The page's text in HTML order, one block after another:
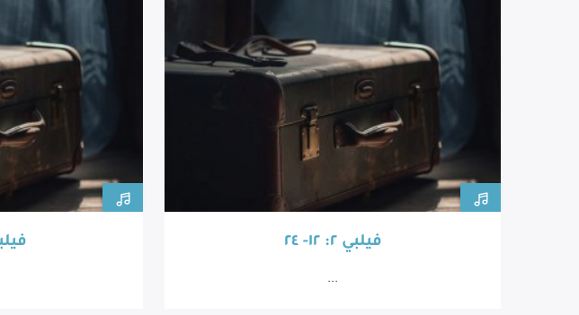
فيلبي ٢: فيلبي ٢: ١٢- ٢٤
...